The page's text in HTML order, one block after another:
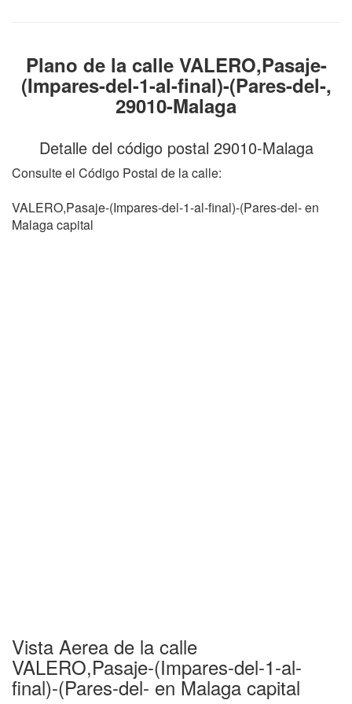
Plano de la calle VALERO,Pasaje-
(Impares-del-1-al-final)-(Pares-del-,
29010-Malaga
Detalle del código postal 29010-Malaga
Consulte el Código Postal de la calle:
VALERO,Pasaje-(Impares-del-1-al-final)-(Pares-del- en
Malaga capital
Vista Aerea de la calle
VALERO,Pasaje-(Impares-del-1-al-
final)-(Pares-del- en Malaga capital